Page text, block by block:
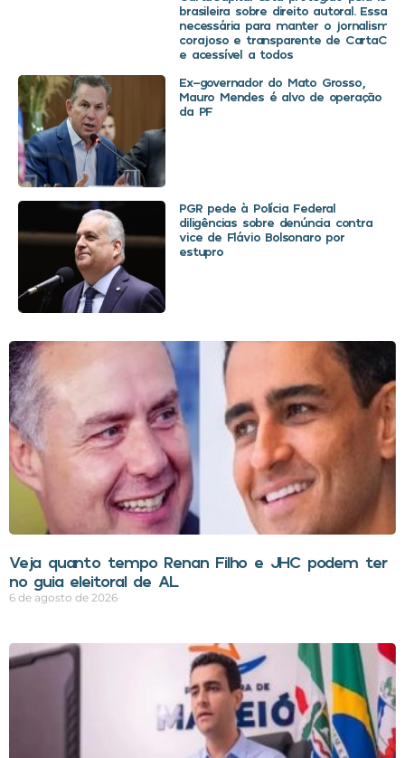
brasileira sobre direito autoral. Essa
necessária para manter o jornalismo
corajoso e transparente de
e acessível a todos
Ex-governador do Mato Grosso,
Mauro Mendes é alvo de operação
da PF
PGR pede à Polícia Federal
diligências sobre denúncia contra
vice de Flávio Bolsonaro por
estupro
Veja quanto tempo Renan Filho e JHC podem ter
no guia eleitoral de AL
6 de agosto de 2026